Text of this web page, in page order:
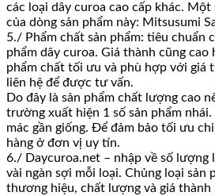
các loại dây curoa cao cấp khác.
của dòng sản phẩm này: Mitsusumi
5./ Phẩm chất sản phẩm: tiêu chuẩn
phẩm dây curoa. Giá thành cũng
phẩm chất tối ưu và phù hợp với giá
liên hệ để được tư vấn.
Do đây là sản phẩm chất lượng cao
trường xuất hiện 1 số sản phẩm nhái.
mác gần giống. Để đảm bảo tối ưu
hàng ở đơn vị uy tín.
6./ Daycuroa.net – nhập về số
vài ngàn sợi mỗi loại. Chủng loại sản
thương hiệu, chất lượng và giá thành